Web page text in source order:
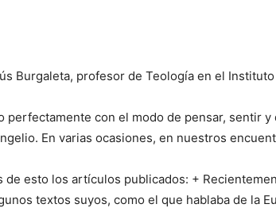
Burgaleta, profesor de Teología en el
perfectamente con el modo de pensar, sentir
En varias ocasiones, en nuestros
de esto los artículos publicados: +
textos suyos, como el que hablaba de la